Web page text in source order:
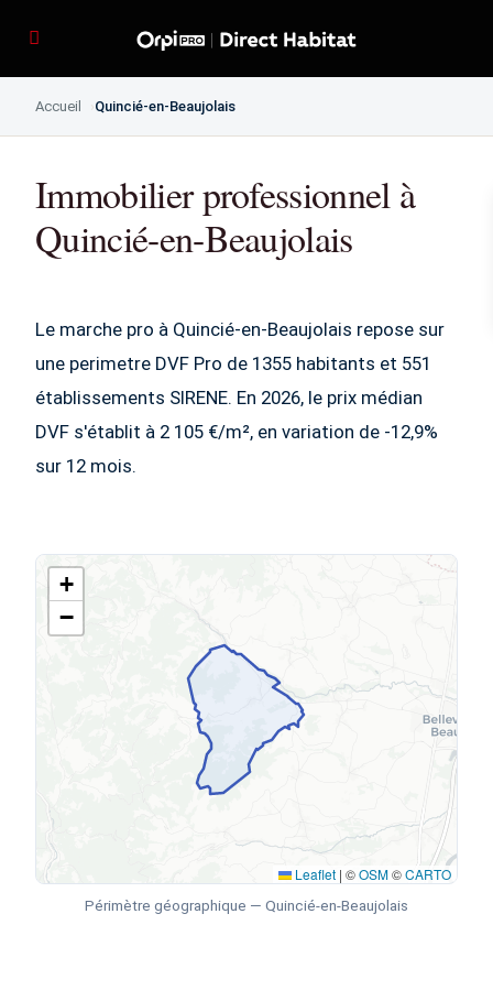
Accueil Quincié-en-Beaujolais
Immobilier professionnel à
Quincié-en-Beaujolais
Le marche pro à Quincié-en-Beaujolais repose sur
une perimetre DVF Pro de 1355 habitants et 551
établissements SIRENE. En 2026, le prix médian
DVF s'établit à 2 105 €/m², en variation de -12,9%
sur 12 mois.
+
−
Leaflet | ©OSM©CARTO
Périmètre géographique — Quincié-en-Beaujolais